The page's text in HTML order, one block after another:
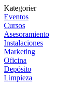
Kategorier
Eventos
Cursos
Asesoramiento
Instalaciones
Marketing
Oficina
Depósito
Limpieza